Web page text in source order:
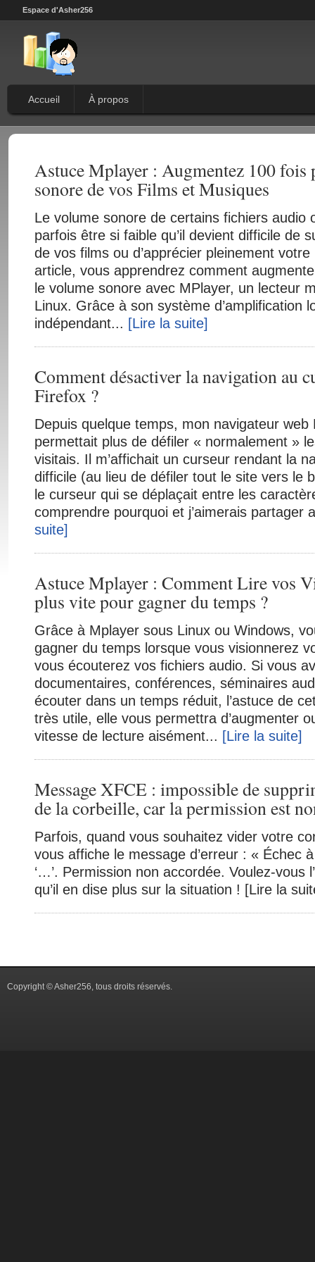
Espace d'Asher256
Accueil À propos
Astuce Mplayer : Augmentez 100 fois
sonore de vos Films et Musiques
Le volume sonore de certains fichiers audio
parfois être si faible qu’il devient difficile de
de vos films ou d’apprécier pleinement
article, vous apprendrez comment
le volume sonore avec MPlayer, un lecteur
Linux. Grâce à son système d’amplification
indépendant... [Lire la suite]
Comment désactiver la navigation au
Firefox ?
Depuis quelque temps, mon navigateur web
permettait plus de défiler « normalement »
visitais. Il m’affichait un curseur rendant la
difficile (au lieu de défiler tout le site vers le
le curseur qui se déplaçait entre les
comprendre pourquoi et j’aimerais partager
suite]
Astuce Mplayer : Comment Lire vos
plus vite pour gagner du temps ?
Grâce à Mplayer sous Linux ou Windows,
gagner du temps lorsque vous visionnerez
vous écouterez vos fichiers audio. Si vous
documentaires, conférences, séminaires
écouter dans un temps réduit, l’astuce de
très utile, elle vous permettra d’augmenter
vitesse de lecture aisément... [Lire la suite]
Message XFCE : impossible de
de la corbeille, car la permission est
Parfois, quand vous souhaitez vider votre
vous affiche le message d’erreur : « Échec
‘…’. Permission non accordée. Voulez-vous
qu’il en dise plus sur la situation ! [Lire la
Copyright © Asher256, tous droits réservés.